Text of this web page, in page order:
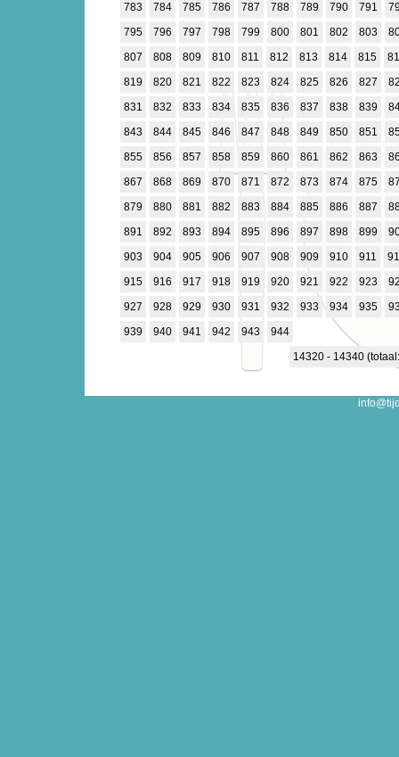
783
784 785 786 787 788 789 790 791
795
796 797 798 799 800 801 802 803
807
808 809 810 811 812 813 814 815
819
820 821 822 823 824 825 826 827
831
832 833 834 835 836 837 838 839
843
844 845 846 847 848 849 850 851
855
856 857 858 859 860 861 862 863
867
868 869 870 871 872 873 874 875
879
880 881 882 883 884 885 886 887
891
892 893 894 895 896 897 898 899
903
904 905 906 907 908 909 910 911
915
916 917 918 919 920 921 922 923
927
928 929 930 931 932 933 934 935
939
940 941 942 943
944
14320 - 14340